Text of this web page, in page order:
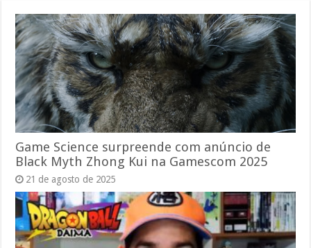
Game Science surpreende com anúncio de
Black Myth Zhong Kui na Gamescom 2025
21 de agosto de 2025